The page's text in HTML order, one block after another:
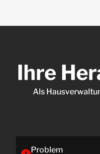
Ihre
Als
Problem